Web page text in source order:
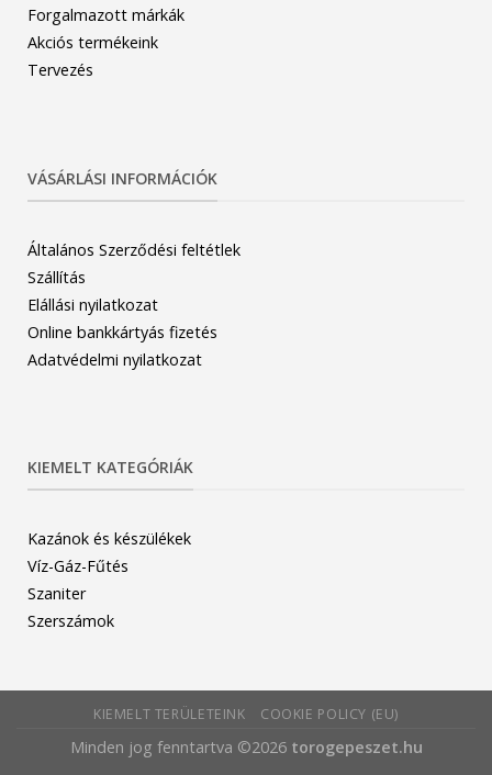
Forgalmazott márkák
Akciós termékeink
Tervezés
VÁSÁRLÁSI INFORMÁCIÓK
Általános Szerződési feltétlek
Szállítás
Elállási nyilatkozat
Online bankkártyás fizetés
Adatvédelmi nyilatkozat
KIEMELT KATEGÓRIÁK
Kazánok és készülékek
Víz-Gáz-Fűtés
Szaniter
Szerszámok
KIEMELT TERÜLETEINK COOKIE POLICY (EU)
Minden jog fenntartva ©2026 torogepeszet.hu